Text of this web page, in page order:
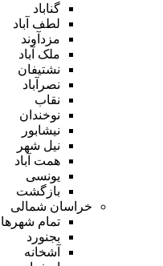
گناباد
لطف آباد
مزدآوند
ملک آباد
نشتیفان
نصرآباد
نقاب
نوخندان
نیشابور
نیل شهر
همت آباد
یونسی
بازگشت
خراسان شمالی
تمام شهر‌ها
بجنورد
آشخانه